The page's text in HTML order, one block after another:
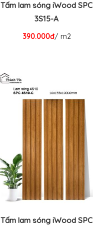
Tấm lam sóng iWood SPC
3S15-A
390.000đ/ m2
Tấm lam sóng iWood SPC